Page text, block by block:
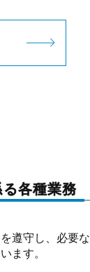
各種業務
遵守し、必要
ます。